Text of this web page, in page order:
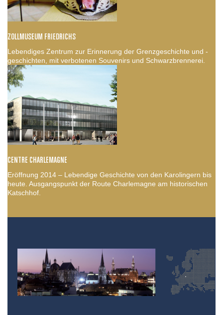
ZOLLMUSEUM FRIEDRICHS
Lebendiges Zentrum zur Erinnerung der Grenzgeschichte und -
geschichten, mit verbotenen Souvenirs und Schwarzbrennerei.
CENTRE CHARLEMAGNE
Eröffnung 2014 – Lebendige Geschichte von den Karolingern bis
heute. Ausgangspunkt der Route Charlemagne am historischen
Katschhof.